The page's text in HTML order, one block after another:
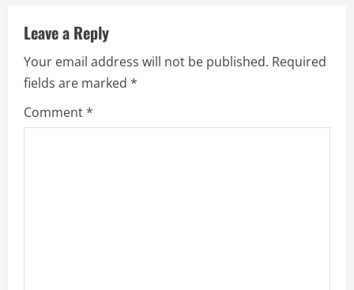
e
R
e
Leave a Reply
Your email address will not be published. Required
fields are marked *
Comment*